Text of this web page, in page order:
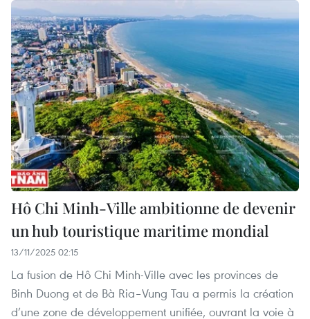
Hô Chi Minh-Ville ambitionne de devenir
un hub touristique maritime mondial
13/11/2025 02:15
La fusion de Hô Chi Minh-Ville avec les provinces de
Binh Duong et de Bà Ria–Vung Tau a permis la création
d’une zone de développement unifiée, ouvrant la voie à